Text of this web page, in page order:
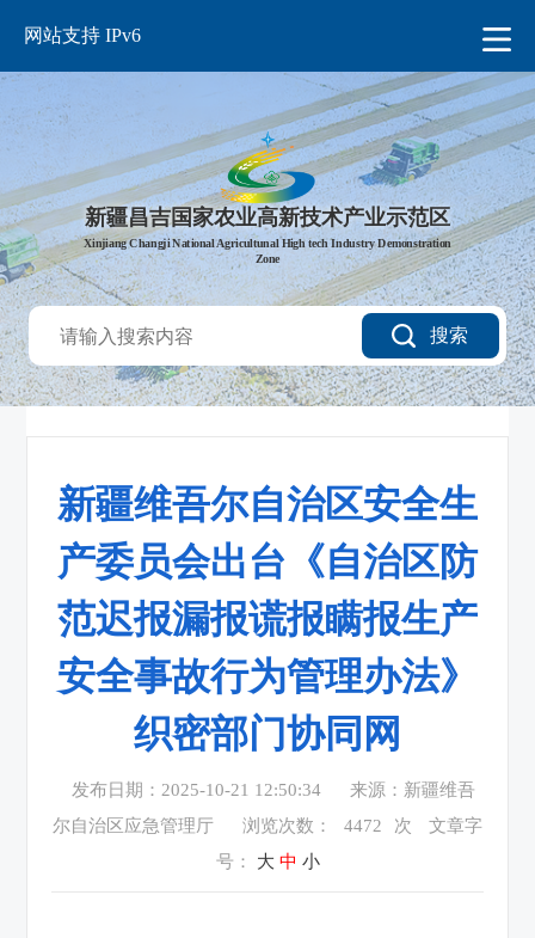
网站支持 IPv6
新疆昌吉国家农业高新技术产业示范区
Xinjiang Changji National Agricultunal High tech Industry Demonstration
Zone
搜索
新疆维吾尔自治区安全生
产委员会出台《自治区防
范迟报漏报谎报瞒报生产
安全事故行为管理办法》
织密部门协同网
发布日期：2025-10-21 12:50:34
来源：新疆维吾
尔自治区应急管理厅
浏览次数： 4472 次
文章字
号： 大 中 小